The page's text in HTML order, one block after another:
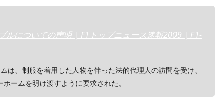
ルについての声明 | F1トップニュース速報2009 | F1-
は、制服を着用した人物を伴った法的代理人の訪問を受け、
ームを明け渡すように要求された。